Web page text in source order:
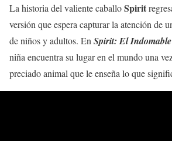
La historia del valiente caballoSpirit
versión que espera capturar la atención de
de niños y adultos. En Spirit: El Indomable
niña encuentra su lugar en el mundo una
preciado animal que le enseña lo que